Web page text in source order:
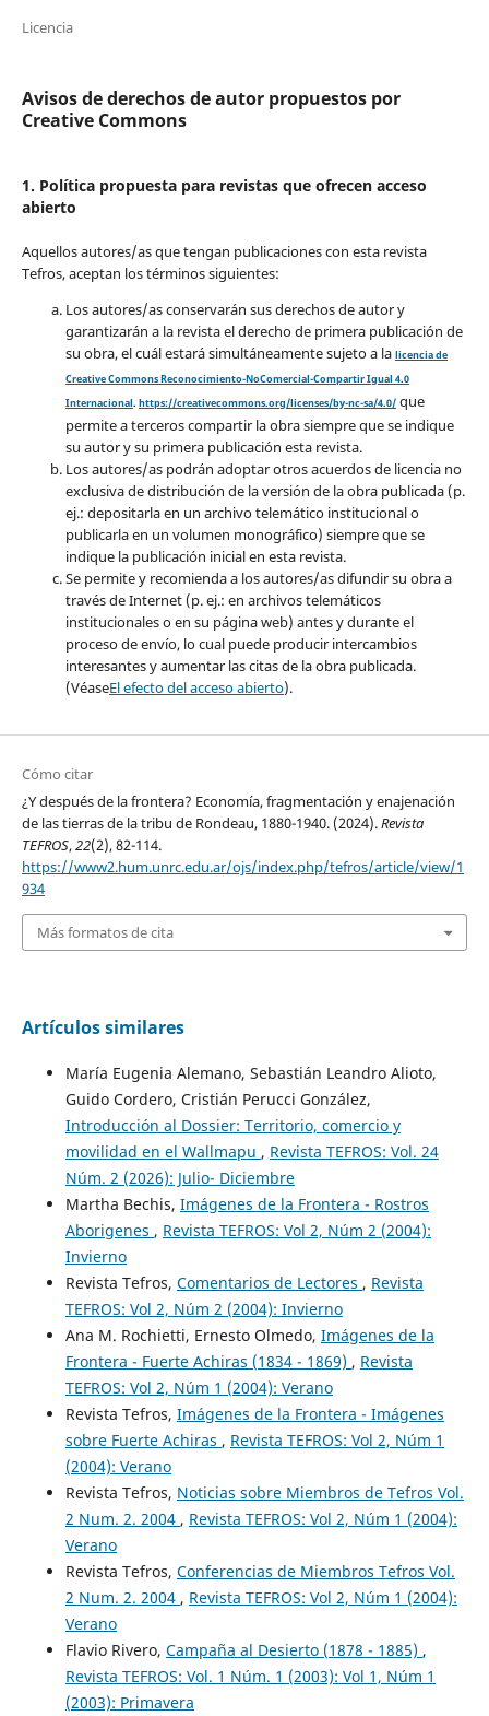
Licencia
Avisos de derechos de autor propuestos por
Creative Commons
1. Política propuesta para revistas que ofrecen acceso
abierto
Aquellos autores/as que tengan publicaciones con esta revista
Tefros, aceptan los términos siguientes:
Los autores/as conservarán sus derechos de autor y
garantizarán a la revista el derecho de primera publicación de
su obra, el cuál estará simultáneamente sujeto a la licencia de
Creative Commons Reconocimiento-NoComercial-Compartir Igual 4.0
Internacional. https://creativecommons.org/licenses/by-nc-sa/4.0/que
permite a terceros compartir la obra siempre que se indique
su autor y su primera publicación esta revista.
Los autores/as podrán adoptar otros acuerdos de licencia no
exclusiva de distribución de la versión de la obra publicada (p.
ej.: depositarla en un archivo telemático institucional o
publicarla en un volumen monográfico) siempre que se
indique la publicación inicial en esta revista.
Se permite y recomienda a los autores/as difundir su obra a
través de Internet (p. ej.: en archivos telemáticos
institucionales o en su página web) antes y durante el
proceso de envío, lo cual puede producir intercambios
interesantes y aumentar las citas de la obra publicada.
(VéaseEl efecto del acceso abierto).
Cómo citar
¿Y después de la frontera? Economía, fragmentación y enajenación
de las tierras de la tribu de Rondeau, 1880-1940. (2024).Revista
TEFROS,22(2), 82-114.
https://www2.hum.unrc.edu.ar/ojs/index.php/tefros/article/view/1
934
Más formatos de cita
Artículos similares
María Eugenia Alemano, Sebastián Leandro Alioto,
Guido Cordero, Cristián Perucci González,
Introducción al Dossier: Territorio, comercio y
movilidad en el Wallmapu , Revista TEFROS: Vol. 24
Núm. 2 (2026): Julio- Diciembre
Martha Bechis, Imágenes de la Frontera - Rostros
Aborigenes , Revista TEFROS: Vol 2, Núm 2 (2004):
Invierno
Revista Tefros, Comentarios de Lectores , Revista
TEFROS: Vol 2, Núm 2 (2004): Invierno
Ana M. Rochietti, Ernesto Olmedo, Imágenes de la
Frontera - Fuerte Achiras (1834 - 1869) , Revista
TEFROS: Vol 2, Núm 1 (2004): Verano
Revista Tefros, Imágenes de la Frontera - Imágenes
sobre Fuerte Achiras , Revista TEFROS: Vol 2, Núm 1
(2004): Verano
Revista Tefros, Noticias sobre Miembros de Tefros Vol.
2 Num. 2. 2004 , Revista TEFROS: Vol 2, Núm 1 (2004):
Verano
Revista Tefros, Conferencias de Miembros Tefros Vol.
2 Num. 2. 2004 , Revista TEFROS: Vol 2, Núm 1 (2004):
Verano
Flavio Rivero, Campaña al Desierto (1878 - 1885) ,
Revista TEFROS: Vol. 1 Núm. 1 (2003): Vol 1, Núm 1
(2003): Primavera